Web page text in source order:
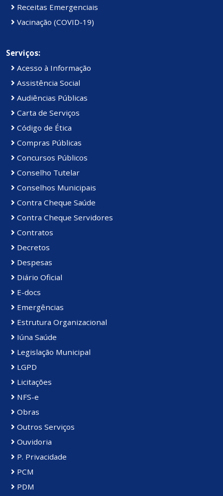
Receitas Emergenciais
Vacinação (COVID-19)
Serviços:
Acesso à Informação
Assistência Social
Audiências Públicas
Carta de Serviços
Código de Ética
Compras Públicas
Concursos Públicos
Conselho Tutelar
Conselhos Municipais
Contra Cheque Saúde
Contra Cheque Servidores
Contratos
Decretos
Despesas
Diário Oficial
E-docs
Emergências
Estrutura Organizacional
Iúna Saúde
Legislação Municipal
LGPD
Licitações
NFS-e
Obras
Outros Serviços
Ouvidoria
P. Privacidade
PCM
PDM